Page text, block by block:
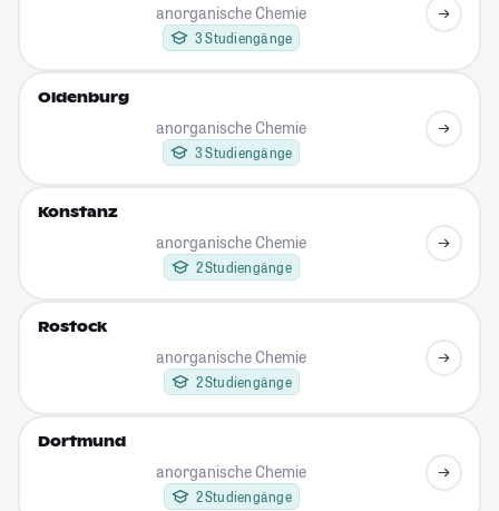
anorganische Chemie
3 Studiengänge
Oldenburg
anorganische Chemie
3 Studiengänge
Konstanz
anorganische Chemie
2 Studiengänge
Rostock
anorganische Chemie
2 Studiengänge
Dortmund
anorganische Chemie
2 Studiengänge